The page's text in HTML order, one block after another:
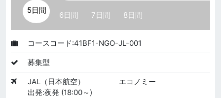
5日間
6日間 7日間 8日間
コースコード:41BF1-NGO-JL-001
募集型
JAL（日本航空）
エコノミー
出発:夜発 (18:00～)